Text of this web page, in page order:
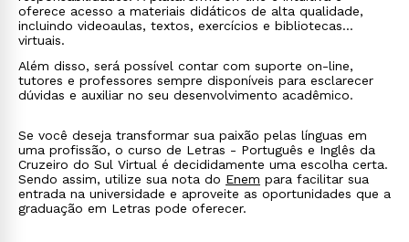
oferece acesso a materiais didáticos de alta qualidade,
incluindo videoaulas, textos, exercícios e bibliotecas
virtuais.
Além disso, será possível contar com suporte on-line,
tutores e professores sempre disponíveis para esclarecer
dúvidas e auxiliar no seu desenvolvimento acadêmico.
Se você deseja transformar sua paixão pelas línguas em
uma profissão, o curso de Letras - Português e Inglês da
Cruzeiro do Sul Virtual é decididamente uma escolha certa.
Sendo assim, utilize sua nota do Enem para facilitar sua
entrada na universidade e aproveite as oportunidades que a
graduação em Letras pode oferecer.
autorizo que meus dados sejam utilizados para o
envio de conteúdos da Cruzeiro do Sul.